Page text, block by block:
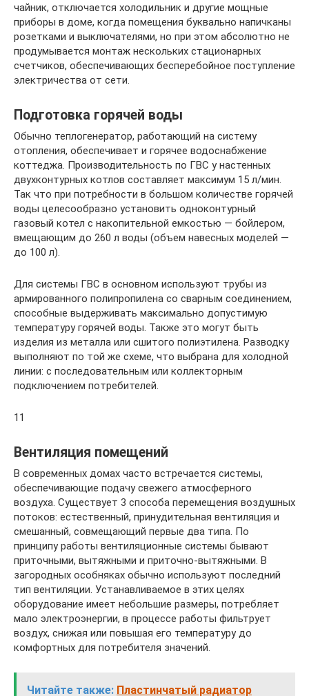
чайник, отключается холодильник и другие мощные
приборы в доме, когда помещения буквально напичканы
розетками и выключателями, но при этом абсолютно не
продумывается монтаж нескольких стационарных
счетчиков, обеспечивающих бесперебойное поступление
электричества от сети.
Подготовка горячей воды
Обычно теплогенератор, работающий на систему
отопления, обеспечивает и горячее водоснабжение
коттеджа. Производительность по ГВС у настенных
двухконтурных котлов составляет максимум 15 л/мин.
Так что при потребности в большом количестве горячей
воды целесообразно установить одноконтурный
газовый котел с накопительной емкостью — бойлером,
вмещающим до 260 л воды (объем навесных моделей —
до 100 л).
Для системы ГВС в основном используют трубы из
армированного полипропилена со сварным соединением,
способные выдерживать максимально допустимую
температуру горячей воды. Также это могут быть
изделия из металла или сшитого полиэтилена. Разводку
выполняют по той же схеме, что выбрана для холодной
линии: с последовательным или коллекторным
подключением потребителей.
11
Вентиляция помещений
В современных домах часто встречается системы,
обеспечивающие подачу свежего атмосферного
воздуха. Существует 3 способа перемещения воздушных
потоков: естественный, принудительная вентиляция и
смешанный, совмещающий первые два типа. По
принципу работы вентиляционные системы бывают
приточными, вытяжными и приточно-вытяжными. В
загородных особняках обычно используют последний
тип вентиляции. Устанавливаемое в этих целях
оборудование имеет небольшие размеры, потребляет
мало электроэнергии, в процессе работы фильтрует
воздух, снижая или повышая его температуру до
комфортных для потребителя значений.
Читайте также: Пластинчатый радиатор